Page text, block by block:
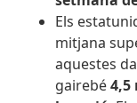
Els
mitjana
aquestes
gairebé4,5